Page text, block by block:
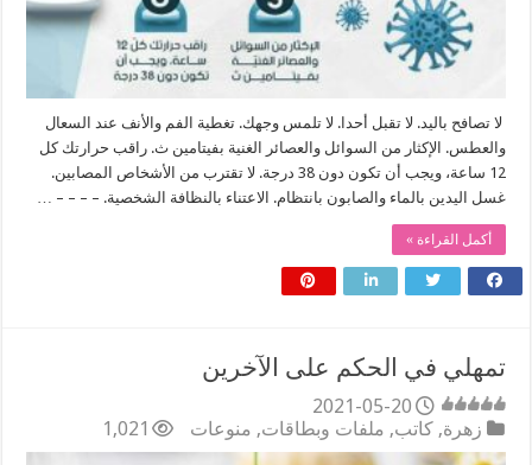
لا تصافح باليد. لا تقبل أحدا. لا تلمس وجهك. تغطية الفم والأنف عند السعال
والعطس. الإكثار من السوائل والعصائر الغنية بفيتامين ث. راقب حرارتك كل
12 ساعة، ويجب أن تكون دون 38 درجة. لا تقترب من الأشخاص المصابين.
غسل اليدين بالماء والصابون بانتظام. الاعتناء بالنظافة الشخصية. – – – – …
أكمل القراءة »
تمهلي في الحكم على الآخرين
2021-05-20
زهرة, كاتب, ملفات وبطاقات, منوعات 1,021